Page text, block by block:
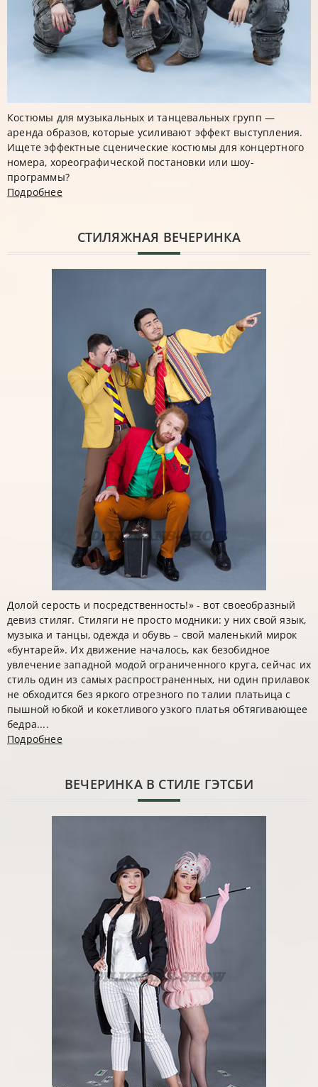
Костюмы для музыкальных и танцевальных групп —
аренда образов, которые усиливают эффект выступления.
Ищете эффектные сценические костюмы для концертного
номера, хореографической постановки или шоу-
программы?
Подробнее
CТИЛЯЖНАЯ ВЕЧЕРИНКА
Долой серость и посредственность!» - вот своеобразный
девиз стиляг. Стиляги не просто модники: у них свой язык,
музыка и танцы, одежда и обувь – свой маленький мирок
«бунтарей». Их движение началось, как безобидное
увлечение западной модой ограниченного круга, сейчас их
стиль один из самых распространенных, ни один прилавок
не обходится без яркого отрезного по талии платьица с
пышной юбкой и кокетливого узкого платья обтягивающее
бедра....
Подробнее
ВЕЧЕРИНКА В СТИЛЕ ГЭТСБИ